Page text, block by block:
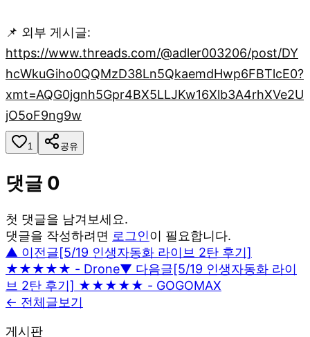
📌 외부 게시글:
https://www.threads.com/@adler003206/post/DY
hcWkuGiho0QQMzD38Ln5QkaemdHwp6FBTlcE0?
xmt=AQG0jgnh5Gpr4BX5LLJKw16Xlb3A4rhXVe2U
jO5oF9ng9w
1 공유
댓글 0
첫 댓글을 남겨보세요.
댓글을 작성하려면 로그인이 필요합니다.
▲ 이전글[5/19 인생자동화 라이브 2탄 후기]
★★★★★ - Drone▼ 다음글[5/19 인생자동화 라이
브 2탄 후기] ★★★★★ - GOGOMAX
← 전체글보기
게시판